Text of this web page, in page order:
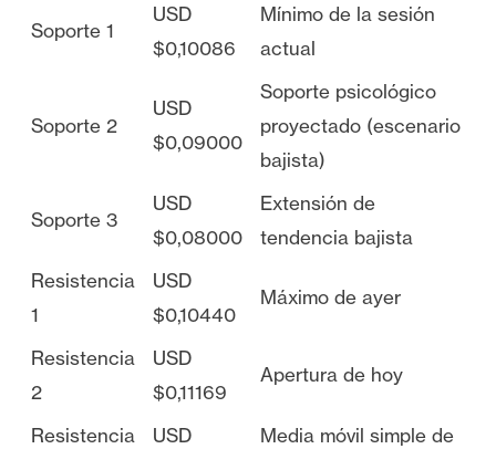
Soporte 1
USD
$0,10086
Mínimo de la sesión
actual
Soporte 2
USD
$0,09000
Soporte psicológico
proyectado (escenario
bajista)
Soporte 3
USD
$0,08000
Extensión de
tendencia bajista
Resistencia
1
USD
$0,10440
Máximo de ayer
Resistencia
2
USD
$0,11169
Apertura de hoy
Resistencia
USD
Media móvil simple de